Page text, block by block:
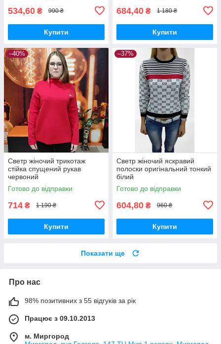
534,60 ₴ 990 ₴
Купити
684,40 ₴ 1 180 ₴
Купити
–40%
Светр жіночий трикотаж
стійка спущений рукав
червоний
Готово до відправки
714 ₴ 1 190 ₴
Купити
–37%
Светр жіночий яскравий
полоски оригінальний тонкий
білий
Готово до відправки
604,80 ₴ 960 ₴
Купити
Показати ще
Про нас
98% позитивних з 55 відгуків за рік
Працює з 09.10.2013
м. Миргород